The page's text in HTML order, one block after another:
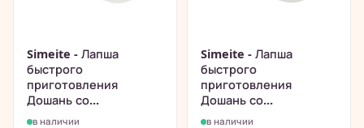
Simeite - Лапша
быстрого
приготовления
Дошань со...
в наличии
Simeite - Лапша
быстрого
приготовления
Дошань со...
в наличии